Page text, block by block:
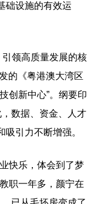
础设施的有效运
领高质量发展的核
的《粤港澳大湾区
创新中心”。纲要印
数据、资金、人才
引力不断增强。
快乐，体会到了梦
职一年多，颜宁在